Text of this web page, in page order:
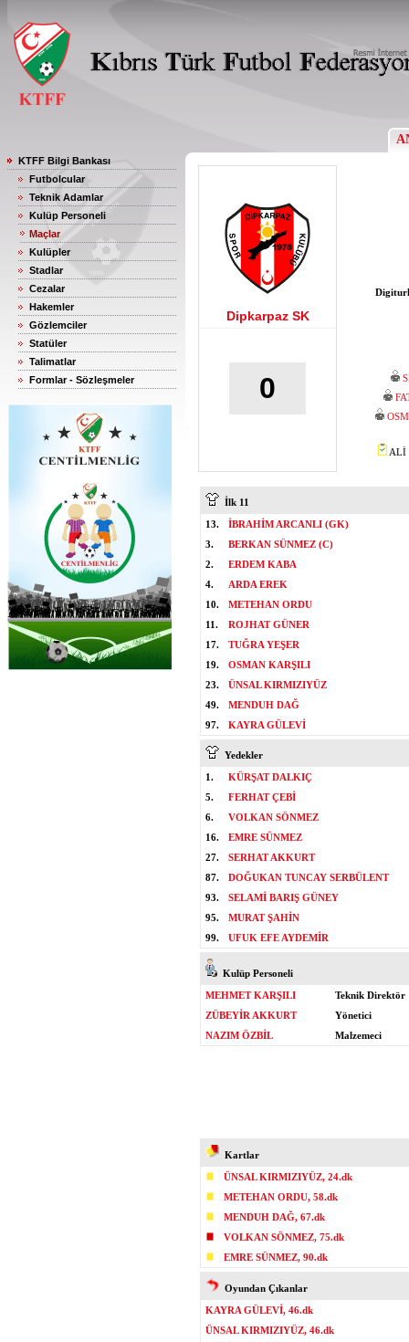
KTFF Bilgi Bankası
Futbolcular
Teknik Adamlar
Kulüp Personeli
Maçlar
Kulüpler
Stadlar
Cezalar
Hakemler
Gözlemciler
Statüler
Talimatlar
Formlar - Sözleşmeler
Dipkarpaz SK
0
ALİ
İlk 11
13.
İBRAHİM ARCANLI (GK)
3.
BERKAN SÜNMEZ (C)
2.
ERDEM KABA
4.
ARDA EREK
10.
METEHAN ORDU
11.
ROJHAT GÜNER
17.
TUĞRA YEŞER
19.
OSMAN KARŞILI
23.
ÜNSAL KIRMIZIYÜZ
49.
MENDUH DAĞ
97.
KAYRA GÜLEVİ
Yedekler
1.
KÜRŞAT DALKIÇ
5.
FERHAT ÇEBİ
6.
VOLKAN SÖNMEZ
16.
EMRE SÜNMEZ
27.
SERHAT AKKURT
87.
DOĞUKAN TUNCAY SERBÜLENT
93.
SELAMİ BARIŞ GÜNEY
95.
MURAT ŞAHİN
99.
UFUK EFE AYDEMİR
Kulüp Personeli
MEHMET KARŞILI
Teknik Direktör
ZÜBEYİR AKKURT
Yönetici
NAZIM ÖZBİL
Malzemeci
Kartlar
ÜNSAL KIRMIZIYÜZ, 24.dk
METEHAN ORDU, 58.dk
MENDUH DAĞ, 67.dk
VOLKAN SÖNMEZ, 75.dk
EMRE SÜNMEZ, 90.dk
Oyundan Çıkanlar
KAYRA GÜLEVİ, 46.dk
ÜNSAL KIRMIZIYÜZ, 46.dk